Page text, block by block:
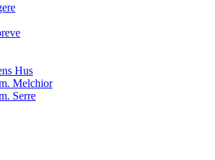
Hus
Melchior
Serre